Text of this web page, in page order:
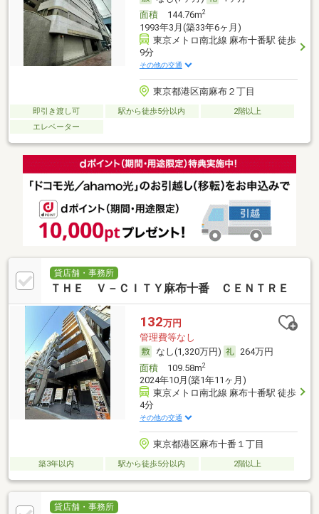
面積144.76m2
1993年3月(築33年6ヶ月)
東京メトロ南北線 麻布十番駅 徒歩
9分
その他の交通
東京都港区南麻布２丁目
即引き渡し可 駅から徒歩5分以内
2階以上
エレベーター
貸店舗・事務所
ＴＨＥ Ｖ－ＣＩＴＹ麻布十番 ＣＥＮＴＲＥ
132万円
管理費等なし
なし(1,320万円)
264万円
面積109.58m2
2024年10月(築1年11ヶ月)
東京メトロ南北線 麻布十番駅 徒歩
4分
その他の交通
東京都港区麻布十番１丁目
築3年以内 駅から徒歩5分以内 2階以上
貸店舗・事務所